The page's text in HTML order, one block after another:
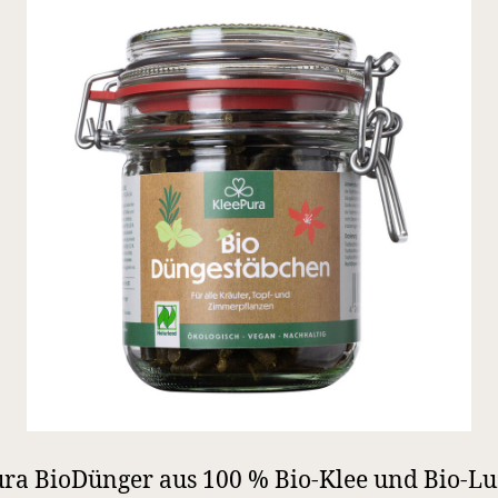
BioDünger aus 100 % Bio-Klee und Bio-